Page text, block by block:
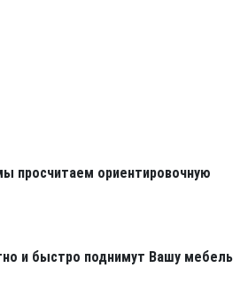
просчитаем ориентировочную
и быстро поднимут Вашу мебель